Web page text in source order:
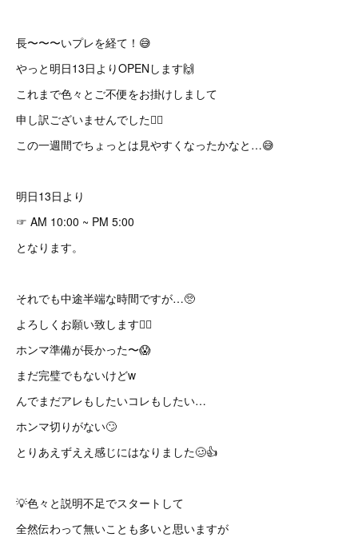
長〜〜〜いプレを経て！😅
やっと明日13日よりOPENします🙌
これまで色々とご不便をお掛けしまして
申し訳ございませんでした🙇‍♂️
この一週間でちょっとは見やすくなったかなと…😅
明日13日より
☞ AM 10:00 ~ PM 5:00
となります。
それでも中途半端な時間ですが…🥺
よろしくお願い致します🙇‍♂️
ホンマ準備が長かった〜😱
まだ完璧でもないけどw
んでまだアレもしたいコレもしたい…
ホンマ切りがない🙄
とりあえずええ感じにはなりました🥴👍
💡色々と説明不足でスタートして
全然伝わって無いことも多いと思いますが